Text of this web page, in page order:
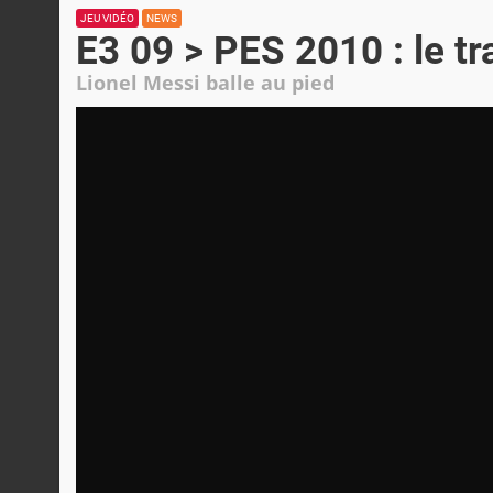
JEU VIDÉO NEWS
E3 09 > PES 2010 : le
Lionel Messi balle au pied